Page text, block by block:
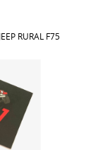
RURAL F75